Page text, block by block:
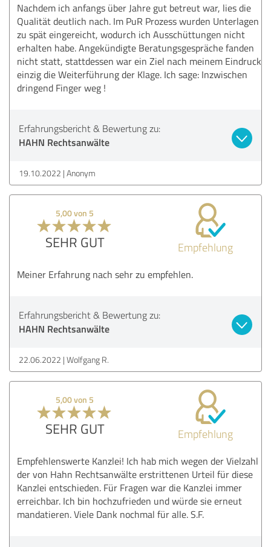
Nachdem ich anfangs über Jahre gut betreut war, lies die
Qualität deutlich nach. Im PuR Prozess wurden Unterlagen
zu spät eingereicht, wodurch ich Ausschüttungen nicht
erhalten habe. Angekündigte Beratungsgespräche fanden
nicht statt, stattdessen war ein Ziel nach meinem Eindruck
einzig die Weiterführung der Klage. Ich sage: Inzwischen
dringend Finger weg !
Erfahrungsbericht & Bewertung zu:
HAHN Rechtsanwälte
19.10.2022 Anonym
5,00 von 5
SEHR GUT Empfehlung
Meiner Erfahrung nach sehr zu empfehlen.
Erfahrungsbericht & Bewertung zu:
HAHN Rechtsanwälte
22.06.2022 Wolfgang R.
5,00 von 5
SEHR GUT Empfehlung
Empfehlenswerte Kanzlei! Ich hab mich wegen der Vielzahl
der von Hahn Rechtsanwälte erstrittenen Urteil für diese
Kanzlei entschieden. Für Fragen war die Kanzlei immer
erreichbar. Ich bin hochzufrieden und würde sie erneut
mandatieren. Viele Dank nochmal für alle. S.F.